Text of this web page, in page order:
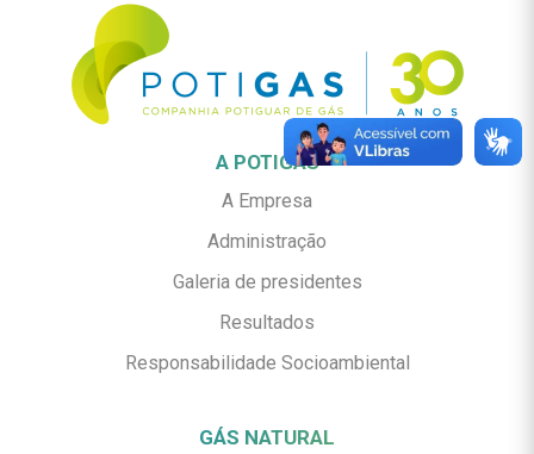
A POTIGÁS
A Empresa
Administração
Galeria de presidentes
Resultados
Responsabilidade Socioambiental
GÁS NATURAL